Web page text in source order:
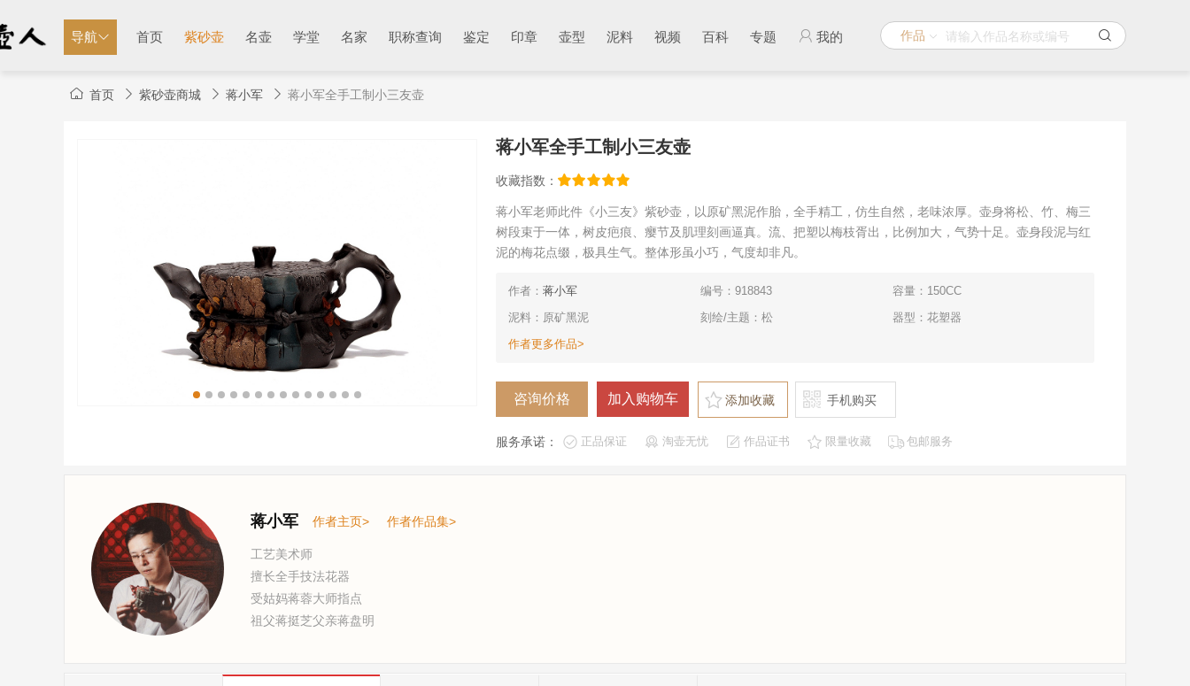
导航 作品
首页 紫砂壶 名壶 学堂 名家 职称查询 鉴定 印章 壶型 泥料 视频 百科 专题 我的
首页 紫砂壶商城 蒋小军 蒋小军全手工制小三友壶
蒋小军全手工制小三友壶
收藏指数：
蒋小军老师此件《小三友》紫砂壶，以原矿黑泥作胎，全手精工，仿生自然，老味浓厚。壶身将松、竹、梅三
树段束于一体，树皮疤痕、瘿节及肌理刻画逼真。流、把塑以梅枝胥出，比例加大，气势十足。壶身段泥与红
泥的梅花点缀，极具生气。整体形虽小巧，气度却非凡。
作者： 蒋小军 编号：918843
容量：150CC
泥料：原矿黑泥
刻绘/主题：松
器型：花塑器
作者更多作品>
添加收藏 手机购买
服务承诺： 正品保证 淘壶无忧 作品证书 限量收藏 包邮服务
蒋小军 作者主页> 作者作品集>
工艺美术师
擅长全手技法花器
受姑妈蒋蓉大师指点
祖父蒋挺芝父亲蒋盘明